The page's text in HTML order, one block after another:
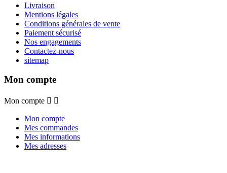
Livraison
Mentions légales
Conditions générales de vente
Paiement sécurisé
Nos engagements
Contactez-nous
sitemap
Mon compte
Mon compte  
Mon compte
Mes commandes
Mes informations
Mes adresses